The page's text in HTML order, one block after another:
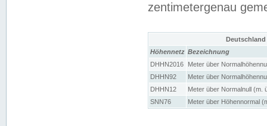
zentimetergenau
Höhennetz Bezeichnung
DHHN2016
Meter über
DHHN92
Meter über
DHHN12
Meter über Normalnull (m.
SNN76
Meter über Höhennormal